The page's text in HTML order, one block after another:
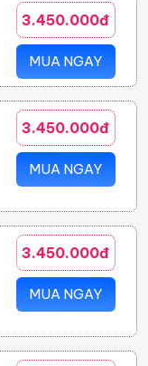
3.450.000đ
MUA NGAY
3.450.000đ
MUA NGAY
3.450.000đ
MUA NGAY